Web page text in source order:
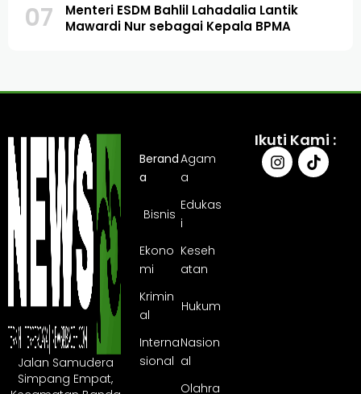
07
Menteri ESDM Bahlil Lahadalia Lantik
Mawardi Nur sebagai Kepala BPMA
Jalan Samudera
Simpang Empat,
Berand
a
Agam
a
Bisnis
Edukas
i
Ekono
mi
Keseh
atan
Krimin
al
Hukum
Interna
sional
Nasion
al
Olahra
Ikuti Kami :